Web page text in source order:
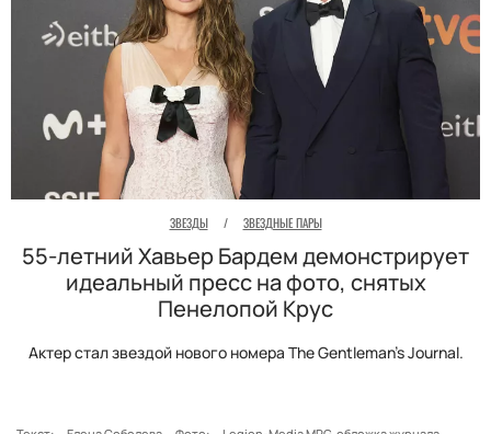
ЗВЕЗДЫ / ЗВЕЗДНЫЕ ПАРЫ
55-летний Хавьер Бардем демонстрирует
идеальный пресс на фото, снятых
Пенелопой Крус
Актер стал звездой нового номера The Gentleman's Journal.